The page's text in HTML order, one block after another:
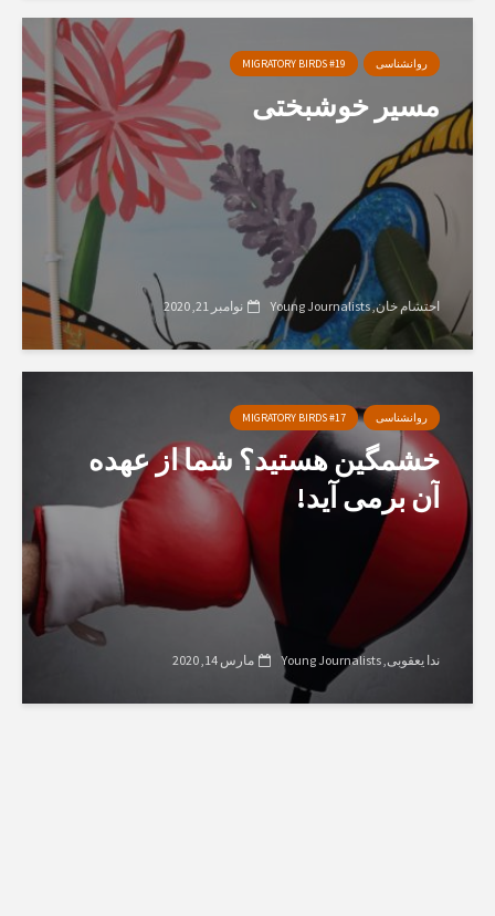
روانشناسی MIGRATORY BIRDS #19
مسیر خوشبختی
احتشام خان Young Journalists نوامبر 21, 2020
روانشناسی MIGRATORY BIRDS #17
خشمگین هستید؟ شما از عهده
آن برمی آید!
ندا یعقوبی Young Journalists مارس 14, 2020